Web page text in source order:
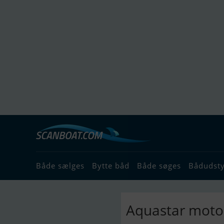
Både sælges Bytte båd Både søges
Aquastar